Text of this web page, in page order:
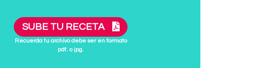
SUBE TU RECETA
Recuerda tu archivo debe ser en formato
pdf. o jpg.